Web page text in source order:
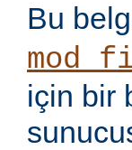
Bu
için bir